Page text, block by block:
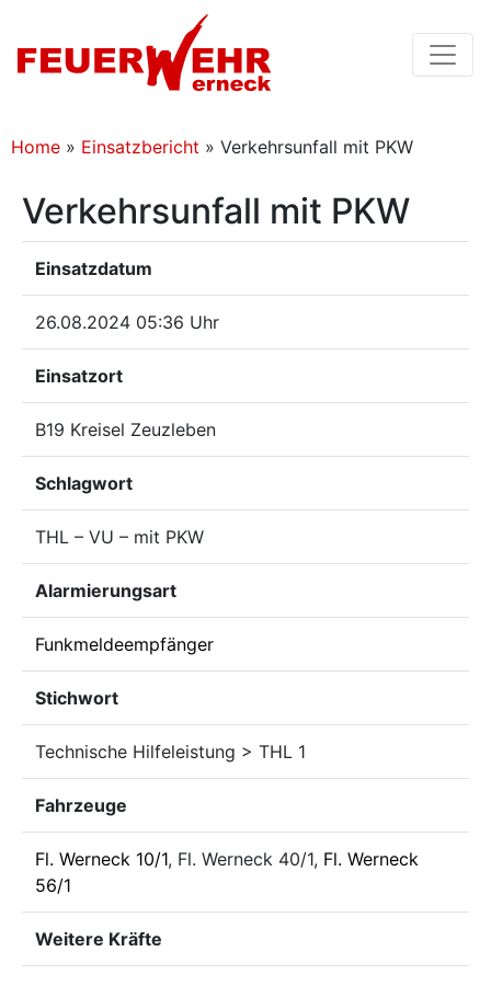
Home » Einsatzbericht » Verkehrsunfall mit PKW
Verkehrsunfall mit PKW
Einsatzdatum
26.08.2024 05:36 Uhr
Einsatzort
B19 Kreisel Zeuzleben
Schlagwort
THL – VU – mit PKW
Alarmierungsart
Funkmeldeempfänger
Stichwort
Technische Hilfeleistung > THL 1
Fahrzeuge
Fl. Werneck 10/1, Fl. Werneck 40/1, Fl. Werneck
56/1
Weitere Kräfte